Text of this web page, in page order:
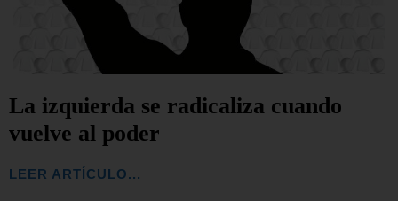
La izquierda se radicaliza cuando
vuelve al poder
LEER ARTÍCULO...